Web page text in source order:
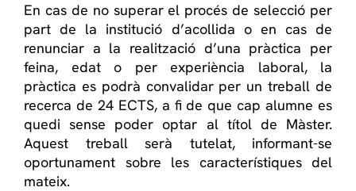
En cas de no superar el procés de selecció per
part de la institució d’acollida o en cas de
renunciar a la realització d’una pràctica per
feina, edat o per experiència laboral, la
pràctica es podrà convalidar per un treball de
recerca de 24 ECTS, a fi de que cap alumne es
quedi sense poder optar al títol de Màster.
Aquest treball serà tutelat, informant-se
oportunament sobre les característiques del
mateix.